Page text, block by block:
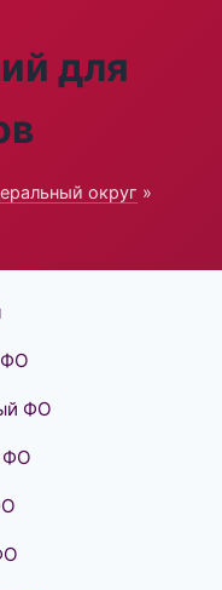
для
округ »
ФО
ФО
ФО